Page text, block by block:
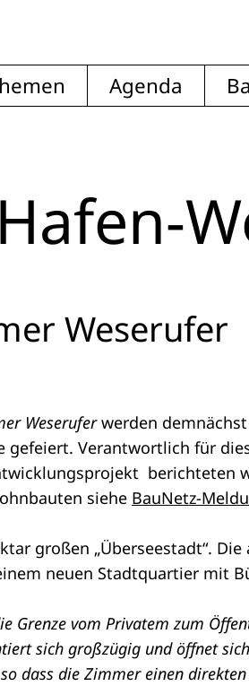
Agenda
Weserufer
Weseruferwerden
gefeiert. Verantwortlich für
berichteten
siehe BauNetz-
großen „Überseestadt“.
neuen Stadtquartier mit
Grenze vom Privatem zum
sich großzügig und öffnet
dass die Zimmer einen